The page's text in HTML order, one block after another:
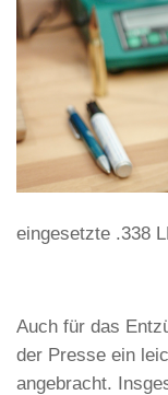
eingesetzte .338
Auch für das
der Presse ein
angebracht.